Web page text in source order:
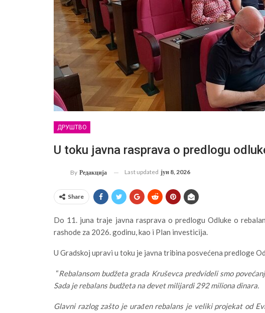
ДРУШТВО
U toku javna rasprava o predlogu
By Редакција Last updated јун 8, 2026
Share
Do 11. juna traje javna rasprava o predlogu Odluke o
rashode za 2026. godinu, kao i Plan investicija.
U Gradskoj upravi u toku je javna tribina posvećena predloge
“Rebalansom budžeta grada Kruševca predvideli smo
Sada je rebalans budžeta na devet milijardi 292 miliona dinara.
Glavni razlog zašto je urađen rebalans je veliki projekat od